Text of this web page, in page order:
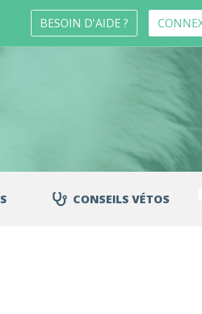
BESOIN D'AIDE ?
CONSEILS VÉTOS